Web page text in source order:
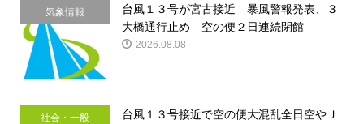
気象情報
台風１３号が宮古接近 暴風警報発表、３
大橋通行止め 空の便２日連続閉館
2026.08.08
社会・一般
台風１３号接近で空の便大混乱全日空やＪ